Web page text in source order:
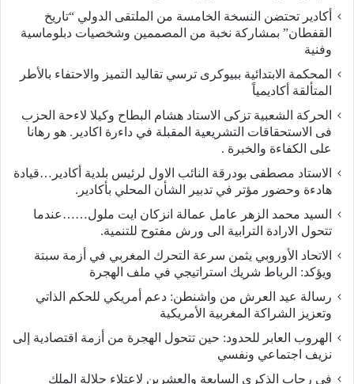
أكادير تحتضن النسخة الخامسة من الملتقى الدولي “تاريخ
القفطان” بمشاركة نخبة من المصممين وشخصيات دبلوماسية
وفنية
المحكمة الابتدائية ببيوكرى ترسي تقاليد التميز والاحتفاء بالأطر
المتألقة أكاديمياً
الحركة الشعبية تزكى الاستاد هشام البطاح وكيلا لاءحة الحزب
فى الاستحقاقات التشريعية المقبلة في داءرة اكادير. هو رهانا
على الكفاءة والخبرة .
الاستاد مصطفى بودرقة النائب الاول لرئيس بلدية أكادير…قيادة
هادءة وحضور مؤتر في تدبير الشأن المحلي بأكادير.
السيد محمد الزهر عامل عمالة انزكان ايت ملول……عندما
تتحول الارادة الترابية الى ورش مفتوح للتنمية.
الاتحاد الأوروبي يثمن سرعة التحرك المغربي في أزمة سبتة
ويؤكد: الرباط شريك استراتيجي في ملف الهجرة
رسالة عيد العرش من واشنطن: دعم أمريكي للحكم الذاتي
وتعزيز الشراكة المغربية الأمريكية
​الهروب العابر للحدود: حين تتحول الهجرة من أزمة اقتصادية إلى
نزيف اجتماعي ونفسي
في رحاب الذكرى السابعة والعشرين لاعتلاء جلالة الملك